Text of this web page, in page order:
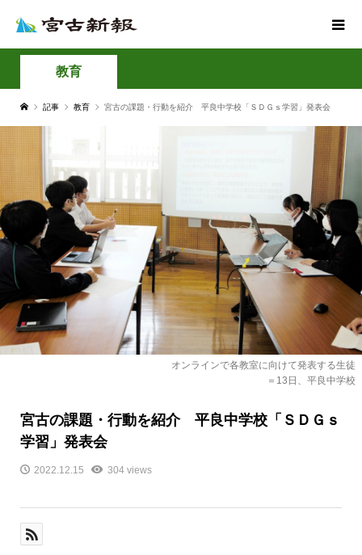
教育
記事 教育 宮古の課題・行動を紹介 平良中学校「ＳＤＧｓ学習」発表会
オンラインで各教室に向けて発表する生徒
＝13日、平良中学校
宮古の課題・行動を紹介 平良中学校「ＳＤＧｓ
学習」発表会
2022.12.15 304 views